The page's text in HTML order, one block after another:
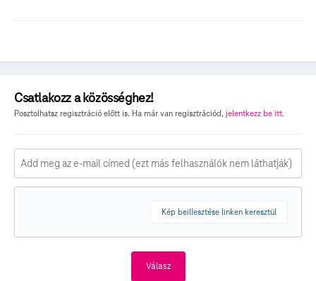
Csatlakozz a közösséghez!
Posztolhatsz regisztráció előtt is. Ha már van regisztrációd, jelentkezz be itt.
Kép beillesztése linken keresztül
Válasz